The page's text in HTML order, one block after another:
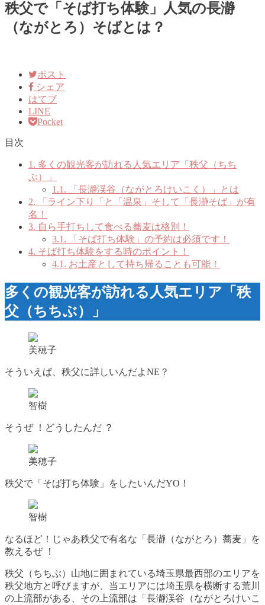
秩父で「そば打ち体験」人気の長瀞
（ながとろ）そばとは？
ポスト
シェア
はてブ
LINE
Pocket
目次
1. 多くの観光客が訪れる人気エリア「秩父（ちち
ぶ）」
1.1. 「長瀞渓谷（ながとろけいこく）」とは
2. 「ライン下り「と「温泉」そして「長瀞そば」が有
名！
3. 自ら手打ちして食べる蕎麦は格別！
3.1. 「そば打ち体験」の予約は必須です！
4. そば打ち体験をする時のポイント！
4.1. お土産として持ち帰ることも可能！
多くの観光客が訪れる人気エリア「秩
父（ちちぶ）」
美穂子
そういえば、秩父に詳しいんだよNE？
智樹
そうぜ ！どうしたんだ ？
美穂子
秩父で「そば打ち体験」をしたいんだYO！
智樹
なるほど！じゃあ秩父で有名な「長瀞（ながとろ）蕎麦」を
教えるぜ ！
秩父（ちちぶ）山地に囲まれている埼玉県最西部のエリアを
秩父地方と呼びますが、当エリアには埼玉県を横断する荒川
の上流部がある、その上流部は「長瀞渓谷（ながとろけいこ